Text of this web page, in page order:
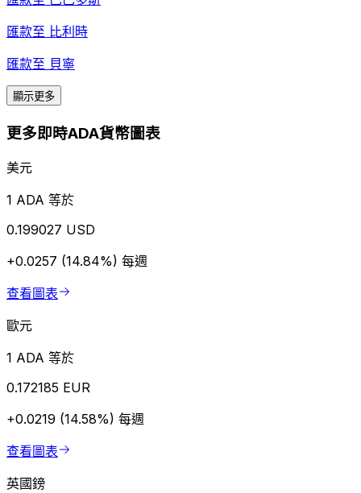
匯款至 比利時
匯款至 貝寧
顯示更多
更多即時ADA貨幣圖表
美元
1 ADA 等於
0.199027 USD
+0.0257 (14.84%) 每週
查看圖表
歐元
1 ADA 等於
0.172185 EUR
+0.0219 (14.58%) 每週
查看圖表
英國鎊